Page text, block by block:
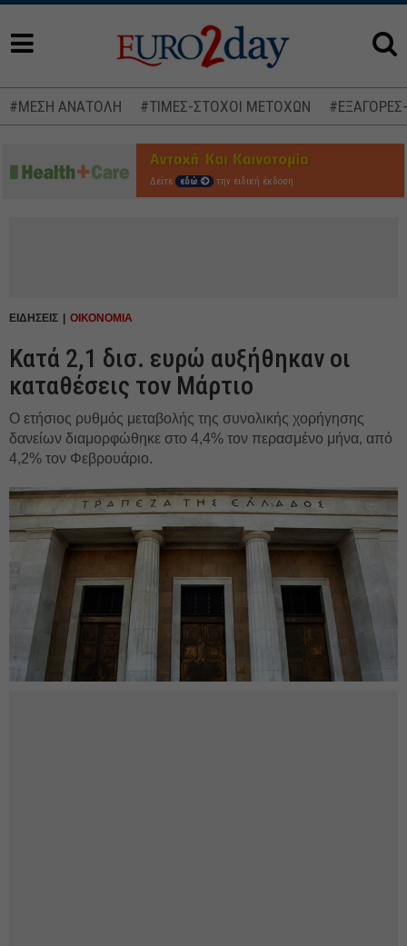
#ΜΕΣΗ ΑΝΑΤΟΛΗ #ΤΙΜΕΣ-ΣΤΟΧΟΙ ΜΕΤΟΧΩΝ
Δείτε εδώ την ειδική έκδοση
ΕΙΔΗΣΕΙΣ ΟΙΚΟΝΟΜΙΑ
Κατά 2,1 δισ. ευρώ αυξήθηκαν οι
καταθέσεις τον Μάρτιο
Ο ετήσιος ρυθμός μεταβολής της συνολικής χορήγησης
δανείων διαμορφώθηκε στο 4,4% τον περασμένο μήνα, από
4,2% τον Φεβρουάριο.